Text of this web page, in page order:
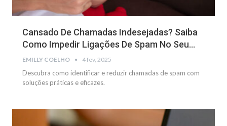
Cansado De Chamadas Indesejadas? Saiba
Como Impedir Ligações De Spam No Seu…
EMILLY COELHO 4 fev, 2025
Descubra como identificar e reduzir chamadas de spam com
soluções práticas e eficazes.